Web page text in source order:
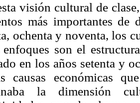
visión cultural de
más importantes de
ochenta y noventa, los
enfoques son el
en los años setenta y
causas económicas
la dimensión